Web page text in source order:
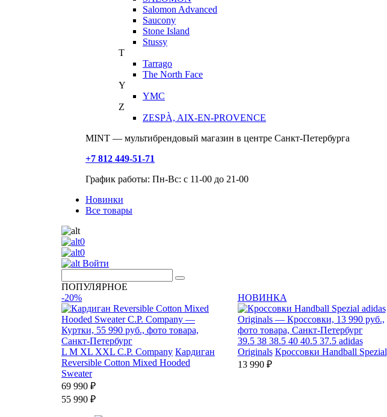
Salomon Advanced
Saucony
Stone Island
Stussy
T
Tarrago
The North Face
Y
YMC
Z
ZESPÀ, AIX-EN-PROVENCE
MINT — мультибрендовый магазин в центре Санкт-Петербурга
+7 812 449-51-71
График работы: Пн-Вс: с 11-00 до 21-00
Новинки
Все товары
0
0
Войти
ПОПУЛЯРНОЕ
-20%
L M XL XXL C.P. Company Кардиган
Reversible Cotton Mixed Hooded
Sweater
69 990 ₽
55 990 ₽
НОВИНКА
39.5 38 38.5 40 40.5 37.5 adidas
Originals Кроссовки Handball Spezial
13 990 ₽